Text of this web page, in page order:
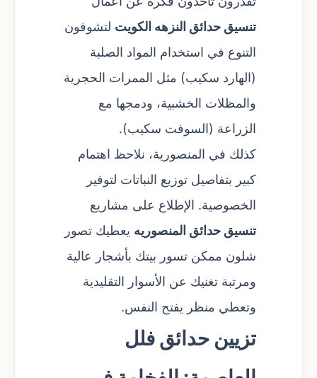
تنسيق حدائق النزهه الكويت لتشوفون
التنوع في استخدام المواد الصلبة
(الهارد سكيب) مثل الممرات الحجرية
والمظلات الخشبية، ودمجها مع
الزراعة (السوفت سكيب).
كذلك في المنصورية، نلاحظ اهتمام
كبير بتفاصيل توزيع النباتات لتوفير
الخصوصية. الإطلاع على مشاريع
تنسيق حدائق المنصوريه يعطيك تصور
شلون ممكن تسور بيتك بأشجار عالية
ومرتبة تغنيك عن الأسوار التقليدية
وتعطي منظر يفتح النفس.
تزيين حدائق فلل